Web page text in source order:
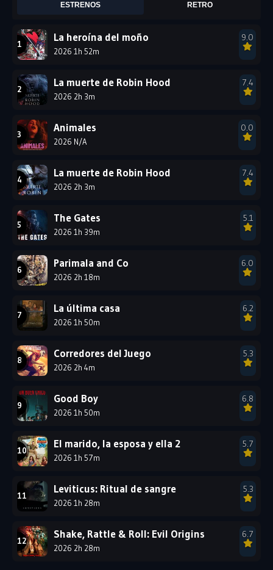
2002 2001
1996 1995
1993
1990
1987
1981
ESTRENOS RETRO
La heroína del moño
2026 1h 52m
9.0
La muerte de Robin Hood
2026 2h 3m
7.4
Animales
2026 N/A
0.0
La muerte de Robin Hood
2026 2h 3m
7.4
The Gates
2026 1h 39m
5.1
Parimala and Co
2026 2h 18m
6.0
La última casa
2026 1h 50m
6.2
Corredores del Juego
2026 2h 4m
5.3
Good Boy
2026 1h 50m
6.8
El marido, la esposa y ella 2
2026 1h 57m
5.7
Leviticus: Ritual de sangre
2026 1h 28m
5.3
Shake, Rattle & Roll: Evil Origins
2026 2h 28m
6.7